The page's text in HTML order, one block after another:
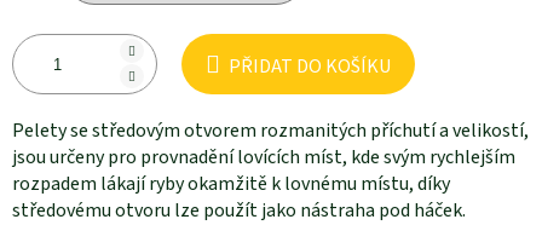
PŘIDAT DO KOŠÍKU
Pelety se středovým otvorem rozmanitých příchutí a velikostí,
jsou určeny pro provnadění lovících míst, kde svým rychlejším
rozpadem lákají ryby okamžitě k lovnému místu, díky
středovému otvoru lze použít jako nástraha pod háček.